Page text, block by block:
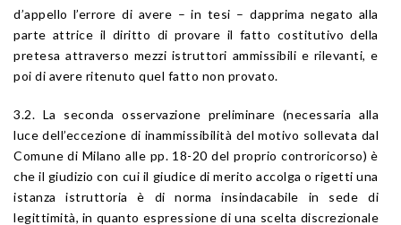
d’appello l’errore di avere – in tesi – dapprima negato alla
parte attrice il diritto di provare il fatto costitutivo della
pretesa attraverso mezzi istruttori ammissibili e rilevanti, e
poi di avere ritenuto quel fatto non provato.
3.2. La seconda osservazione preliminare (necessaria alla
luce dell’eccezione di inammissibilità del motivo sollevata dal
Comune di Milano alle pp. 18-20 del proprio controricorso) è
che il giudizio con cui il giudice di merito accolga o rigetti una
istanza istruttoria è di norma insindacabile in sede di
legittimità, in quanto espressione di una scelta discrezionale